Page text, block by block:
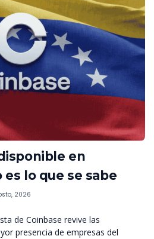
en
es lo que se sabe
2026
de Coinbase revive las
presencia de empresas del